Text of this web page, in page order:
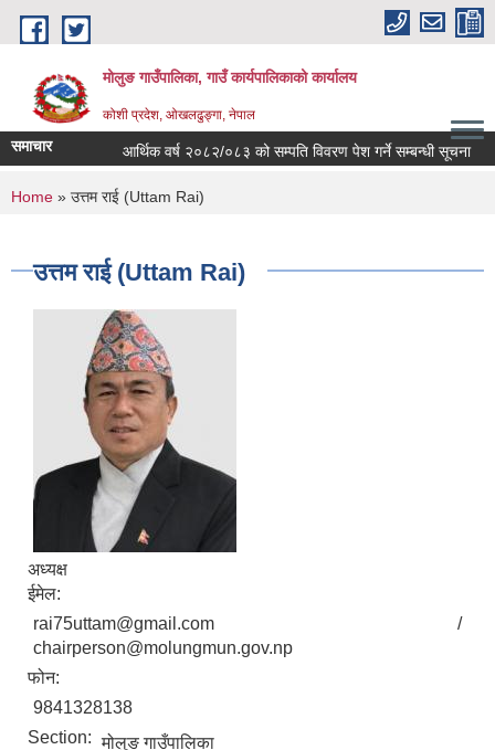
Skip to main content
मोलुङ गाउँपालिका, गाउँ कार्यपालिकाको कार्यालय
कोशी प्रदेश, ओखलढुङ्गा, नेपाल
समाचार आर्थिक वर्ष २०८२/०८३ को सम्पति विवरण पेश गर्ने सम्बन्धी सूचना
You are here
Home » उत्तम राई (Uttam Rai)
उत्तम राई (Uttam Rai)
अध्यक्ष
ईमेल:
rai75uttam@gmail.com /
chairperson@molungmun.gov.np
फोन:
9841328138
Section: मोलुङ गाउँपालिका